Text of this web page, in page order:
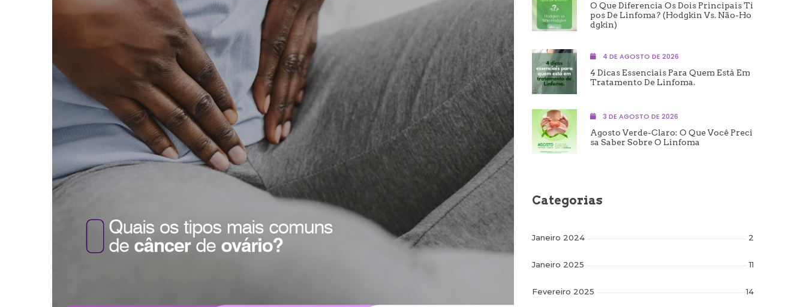
O Que Diferencia Os Dois Principais Ti
Pos De Linfoma? (Hodgkin Vs. Não-Ho
Dgkin)
4 DE AGOSTO DE 2026
4 Dicas Essenciais Para Quem Está Em
Tratamento De Linfoma.
3 DE AGOSTO DE 2026
Agosto Verde-Claro: O Que Você Preci
Sa Saber Sobre O Linfoma
Categorias
Janeiro 2024 2
Janeiro 2025 11
Fevereiro 2025 14